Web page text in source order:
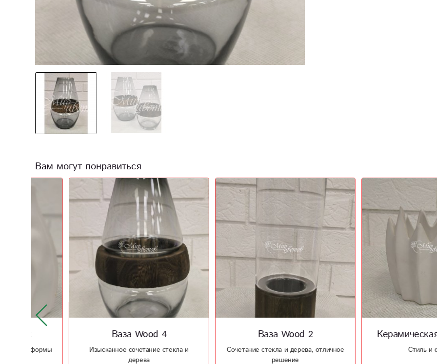
Вам могут понравиться
Ваза Wood 4
Изысканное сочетание стекла и
Ваза Wood 2
Сочетание стекла и дерева, отличное
Керамическая ваза
Стиль и форма